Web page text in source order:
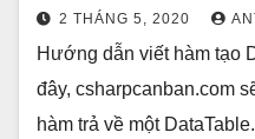
2 THÁNG 5, 2020
Hướng dẫn viết hàm tạo
đây, csharpcanban.com
hàm trả về một DataTable.